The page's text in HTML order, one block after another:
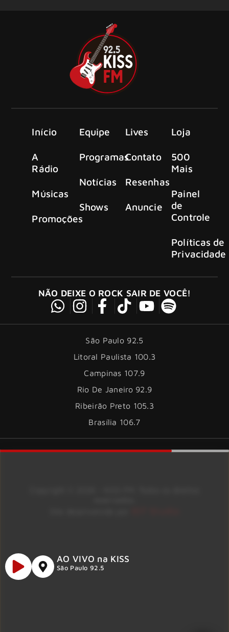
Início
A
Rádio
Músicas
Promoções
Equipe
Programas
Notícias
Shows
Lives
Contato
Resenhas
Anuncie
Loja
500
Mais
Painel
de
Controle
Políticas de
Privacidade
NÃO DEIXE O ROCK SAIR DE VOCÊ!
São Paulo 92.5
Litoral Paulista 100.3
Campinas 107.9
Rio De Janeiro 92.9
Ribeirão Preto 105.3
Brasília 106.7
AO VIVO na KISS
São Paulo 92.5